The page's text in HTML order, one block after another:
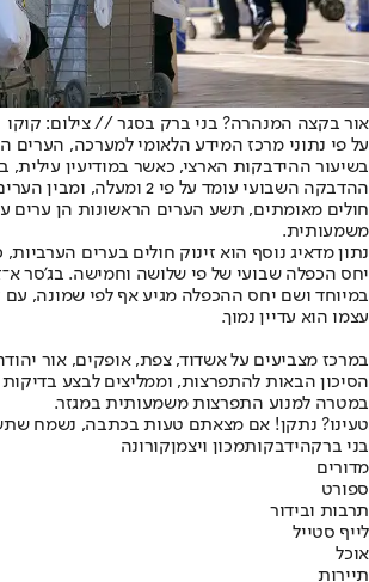
אור בקצה המנהרה? בני ברק בסגר // צילום: קוקו
על פי נתוני מרכז המידע הלאומי למערכה, הערים
בשיעור ההידבקות הארצי, כאשר במודיעין עילית,
חולים מאומתים, תשע הערים הראשונות הן ערים
משמעותית.
נתון מדאיג נוסף הוא זינוק חולים בערים
יחס הכפלה שבועי של פי שלושה וחמישה. בג'סר
במיוחד ושם יחס ההכפלה מגיע אף לפי שמונה,
עצמו הוא עדיין נמוך.
במרכז מצביעים על אשדוד, צפת, אופקים, אור
הסיכון הבאות להתפרצות, וממליצים לבצע
במטרה למנוע התפרצות משמעותית במגזר.
טעינו? נתקן! אם מצאתם טעות בכתבה, נשמח
בני ברקהידבקותמכון ויצמןקורונה
מדורים
ספורט
תרבות ובידור
לייף סטייל
אוכל
תיירות